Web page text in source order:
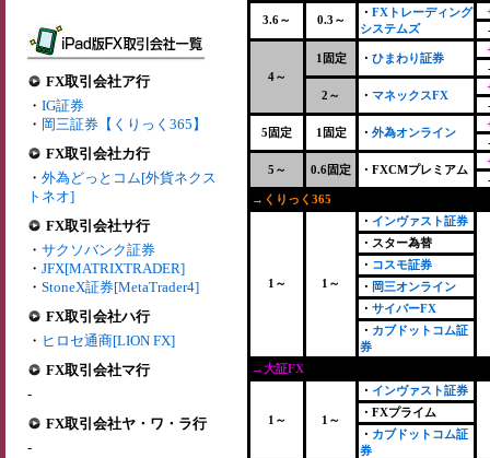
FX取引会社ア行
・ IG証券
・ 岡三証券【くりっく365】
FX取引会社カ行
・ 外為どっとコム[外貨ネクス
トネオ]
FX取引会社サ行
・ サクソバンク証券
・ JFX[MATRIXTRADER]
・ StoneX証券[MetaTrader4]
FX取引会社ハ行
・ ヒロセ通商[LION FX]
FX取引会社マ行
-
FX取引会社ヤ・ワ・ラ行
-
3.6～ 0.3～
・ FXトレーディング
システムズ
4～
1固定 ・ ひまわり証券
2～ ・ マネックスFX
5固定 1固定 ・ 外為オンライン
5～ 0.6固定 ・FXCMプレミアム
→くりっく365
1～ 1～
・ インヴァスト証券
・スター為替
・ コスモ証券
・ 岡三オンライン
・ サイバーFX
・ カブドットコム証
券
→大証FX
1～ 1～
・ インヴァスト証券
・FXプライム
・ カブドットコム証
券